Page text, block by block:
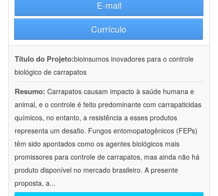
E-mail
Currículo
Título do Projeto:bioinsumos inovadores para o controle
biológico de carrapatos
Resumo: Carrapatos causam impacto à saúde humana e
animal, e o controle é feito predominante com carrapaticidas
químicos, no entanto, a resistência a esses produtos
representa um desafio. Fungos entomopatogênicos (FEPs)
têm sido apontados como os agentes biológicos mais
promissores para controle de carrapatos, mas ainda não há
produto disponível no mercado brasileiro. A presente
proposta, a...